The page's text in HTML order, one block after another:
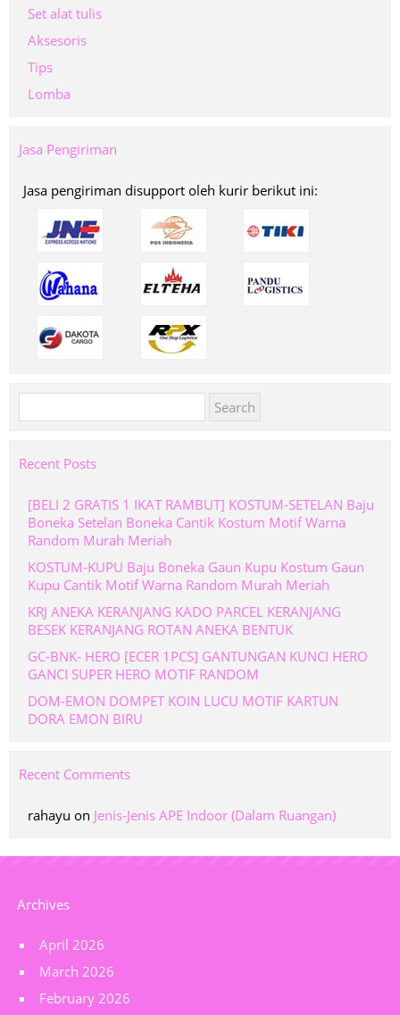
Set alat tulis
Aksesoris
Tips
Lomba
Jasa Pengiriman
Jasa pengiriman disupport oleh kurir berikut ini:
for:
Recent Posts
[BELI 2 GRATIS 1 IKAT RAMBUT] KOSTUM-SETELAN Baju
Boneka Setelan Boneka Cantik Kostum Motif Warna
Random Murah Meriah
KOSTUM-KUPU Baju Boneka Gaun Kupu Kostum Gaun
Kupu Cantik Motif Warna Random Murah Meriah
KRJ ANEKA KERANJANG KADO PARCEL KERANJANG
BESEK KERANJANG ROTAN ANEKA BENTUK
GC-BNK- HERO [ECER 1PCS] GANTUNGAN KUNCI HERO
GANCI SUPER HERO MOTIF RANDOM
DOM-EMON DOMPET KOIN LUCU MOTIF KARTUN
DORA EMON BIRU
Recent Comments
rahayu on Jenis-Jenis APE Indoor (Dalam Ruangan)
Archives
April 2026
March 2026
February 2026